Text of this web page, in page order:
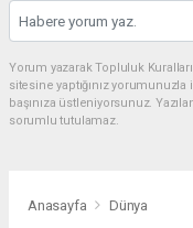
Yorum yazarak Topluluk
sitesine yaptığınız
başınıza üstleniyorsunuz.
sorumlu tutulamaz.
Anasayfa Dünya